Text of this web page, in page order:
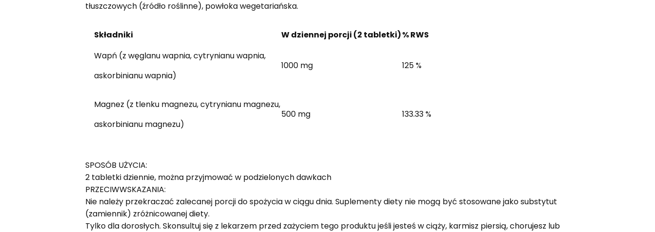
tłuszczowych (źródło roślinne), powłoka wegetariańska.
Składniki W dziennej porcji (2 tabletki)% RWS
Wapń (z węglanu wapnia, cytrynianu wapnia,
askorbinianu wapnia)
1000 mg 125 %
Magnez (z tlenku magnezu, cytrynianu magnezu,
askorbinianu magnezu)
500 mg 133.33 %
SPOSÓB UŻYCIA:
2 tabletki dziennie, można przyjmować w podzielonych dawkach
PRZECIWWSKAZANIA:
Nie należy przekraczać zalecanej porcji do spożycia w ciągu dnia. Suplementy diety nie mogą być stosowane jako substytut
(zamiennik) zróżnicowanej diety.
Tylko dla dorosłych. Skonsultuj się z lekarzem przed zażyciem tego produktu jeśli jesteś w ciąży, karmisz piersią, chorujesz lub